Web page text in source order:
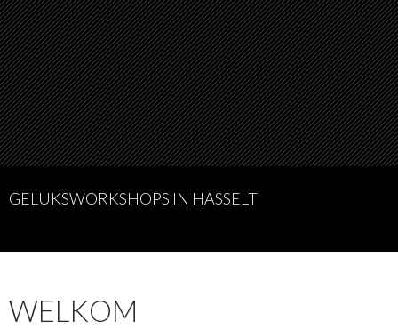
GELUKSWORKSHOPS IN HASSELT
WELKOM